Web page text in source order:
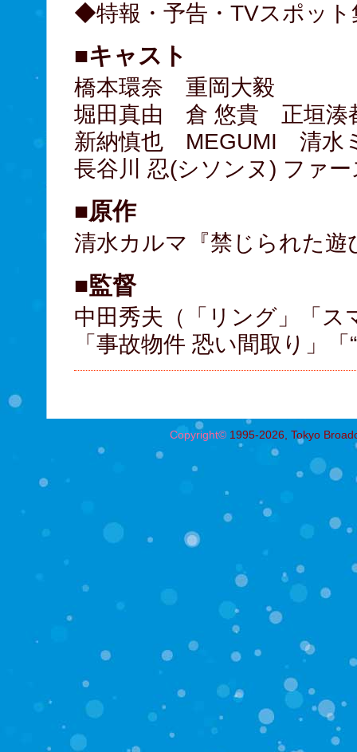
◆特報・予告・TVスポッ
■キャスト
橋本環奈 重岡大毅
堀田真由 倉 悠貴 正垣湊
新納慎也 MEGUMI 清水
長谷川 忍(シソンヌ) ファ
■原作
清水カルマ『禁じられた
■監督
中田秀夫（「リング」「
「事故物件 恐い間取り」
Copyright©1995-2026, Tokyo